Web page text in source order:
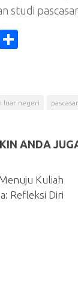
studi
Twitter
luar negeri
ANDA
Kuliah
Refleksi Diri